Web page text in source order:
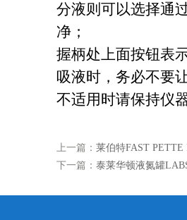
分液则可以选择通
净；
握柄处上面按钮表
吸液时，务必不要
不适用时请保持仪
上一篇： 莱伯特FAST PETTE
下一篇： 泰莱华顿液氮罐